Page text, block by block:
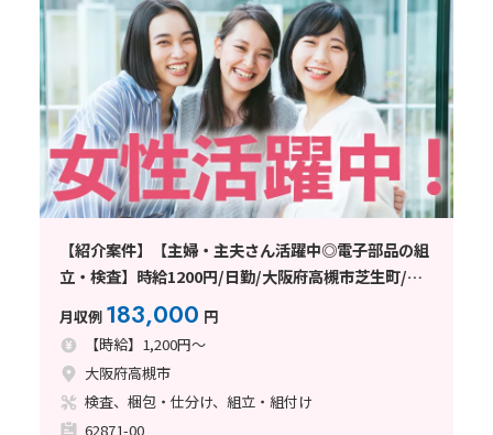
【紹介案件】【主婦・主夫さん活躍中◎電子部品の組
立・検査】時給1200円/日勤/大阪府高槻市芝生町/土
日祝休み/未経験歓迎/20〜50代前半の女性活躍中/軽
作業/髪色・ネイルOK/空調完備/残業
月収例 183,000 円
【時給】1,200円～
大阪府高槻市
検査、梱包・仕分け、組立・組付け
62871-00